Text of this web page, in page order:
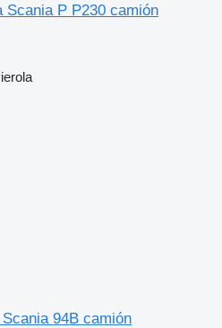
Scania P P230 camión
94B camión